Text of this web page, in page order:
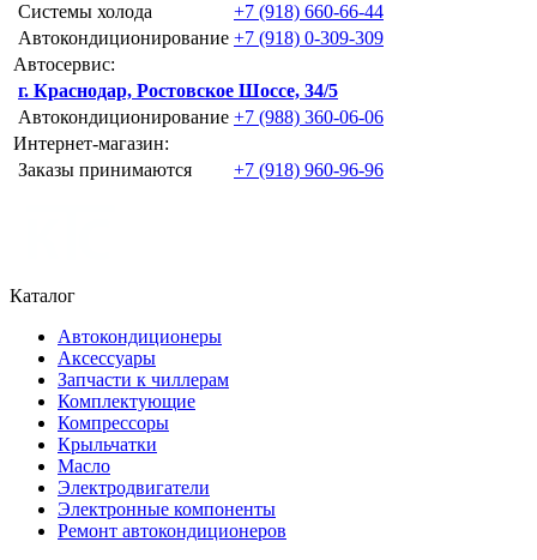
Системы холода
+7 (918) 660-66-44
Автокондиционирование +7 (918) 0-309-309
Автосервис:
г. Краснодар, Ростовское Шоссе, 34/5
Автокондиционирование +7 (988) 360-06-06
Интернет-магазин:
Заказы принимаются
+7 (918) 960-96-96
Каталог
Автокондиционеры
Аксессуары
Запчасти к чиллерам
Комплектующие
Компрессоры
Крыльчатки
Масло
Электродвигатели
Электронные компоненты
Ремонт автокондиционеров